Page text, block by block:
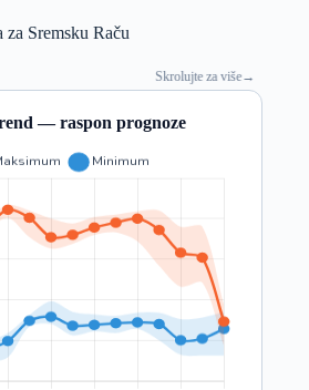
za Sremsku Raču
Skrolujte za više→
— raspon prognoze